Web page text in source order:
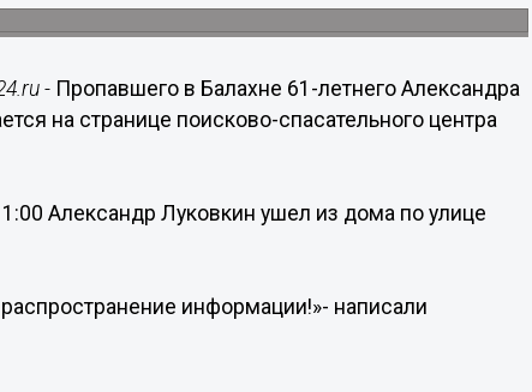
- Пропавшего в Балахне 61-летнего Александра
на странице поисково-спасательного центра
Александр Луковкин ушел из дома по улице
информации!»- написали